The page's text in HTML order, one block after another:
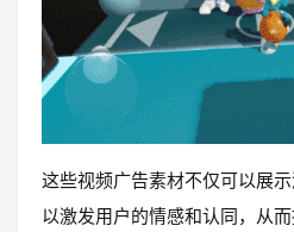
这些视频广告素材不仅可以展
以激发用户的情感和认同，从